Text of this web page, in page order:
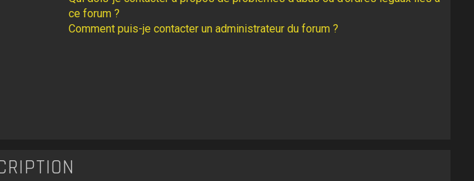
ce forum ?
Comment puis-je contacter un administrateur du forum ?